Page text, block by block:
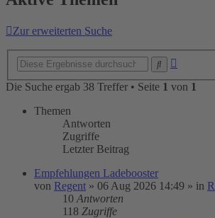
Zur erweiterten Suche
Die Suche ergab 38 Treffer • Seite 1 von 1
Themen
Antworten
Zugriffe
Letzter Beitrag
Empfehlungen Ladebooster
von Regent » 06 Aug 2026 14:49 » in
10 Antworten
118 Zugriffe